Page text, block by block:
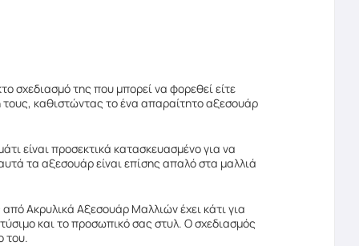
σχεδιασμό της που μπορεί να φορεθεί είτε
τους, καθιστώντας το ένα απαραίτητο αξεσουάρ
είναι προσεκτικά κατασκευασμένο για να
τα αξεσουάρ είναι επίσης απαλό στα μαλλιά
από Ακρυλικά Αξεσουάρ Μαλλιών έχει κάτι για
και το προσωπικό σας στυλ. Ο σχεδιασμός
του.